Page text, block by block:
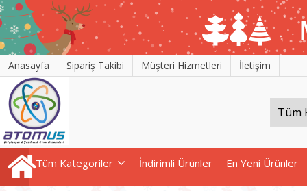
Anasayfa Sipariş Takibi Müşteri Hizmetleri İletişim
Tüm Kategoriler İndirimli Ürünler En Yeni Ürünler